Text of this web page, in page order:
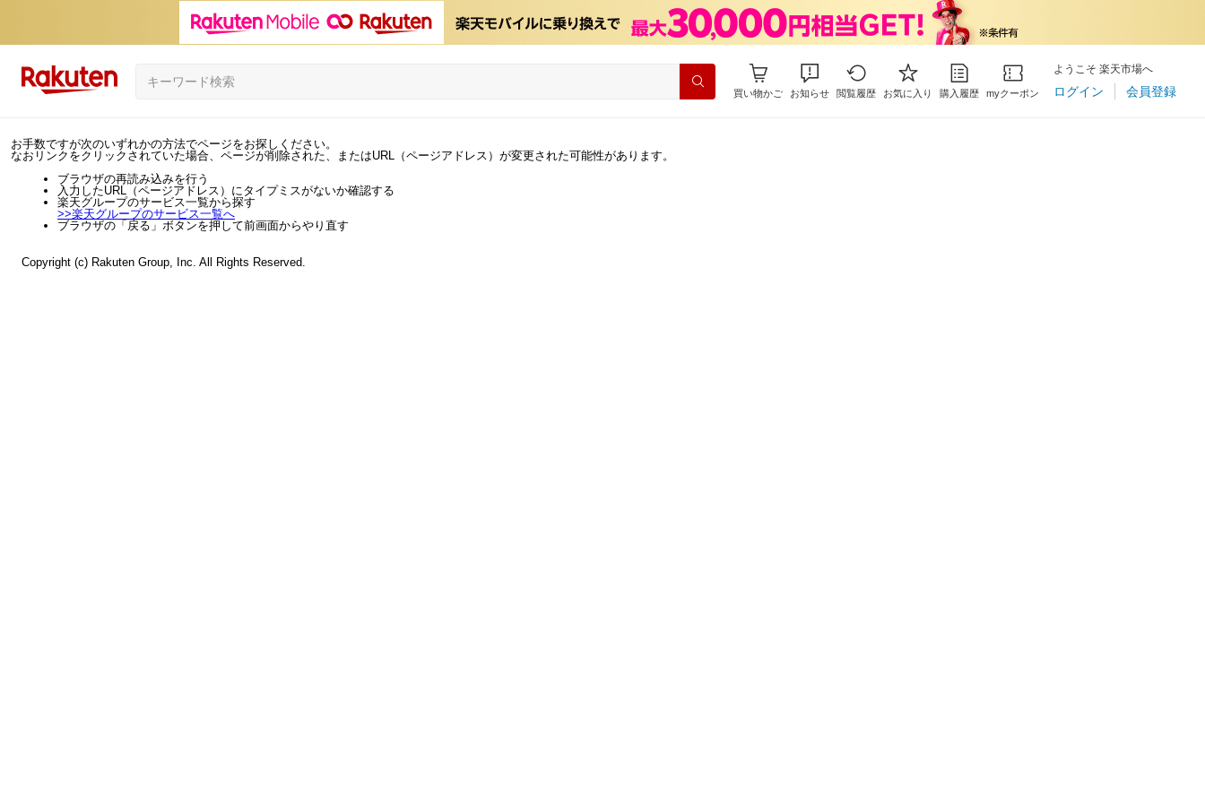
買い物かご お知らせ 閲覧履歴 お気に入り 購入履歴 myクーポン
ようこそ 楽天市場へ
ログイン 会員登録
お手数ですが次のいずれかの方法でページをお探しください。
なおリンクをクリックされていた場合、ページが削除された、またはURL（ページアドレス）が変更された可能性があります。
ブラウザの再読み込みを行う
入力したURL（ページアドレス）にタイプミスがないか確認する
楽天グループのサービス一覧から探す
>>楽天グループのサービス一覧へ
ブラウザの「戻る」ボタンを押して前画面からやり直す
Copyright (c) Rakuten Group, Inc. All Rights Reserved.